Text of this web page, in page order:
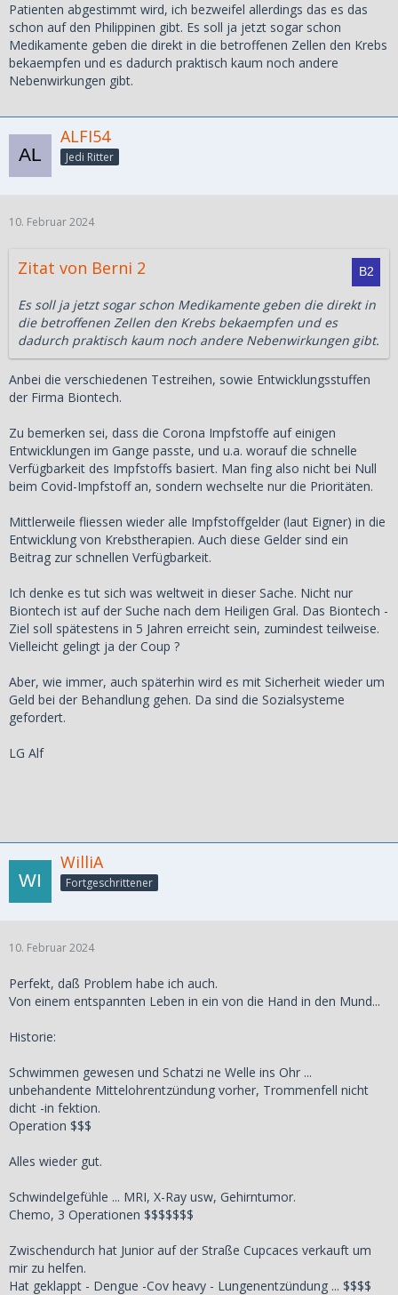
mehr negative als positive Folgen. Mit dem heutigen
Wissen wuerde ich niemals eine Chemo bei mir zulassen.
Meine Frau hat nach der 1. Chemo extrem abgebaut, das
sie eine 2. nicht mehr machen konnten, da sie zu
schwach war.
Aber auch bei der Chemo gibt es Fortschritte und sie hat
nicht mehr die gleiche Bedeutung wie noch vor 5 Jahren.
Oder die Chemo wird genau auf den Patienten abgestimmt,
eben um Überforderung auszuschliessen.
Wir sind uns aber bestimmt einig, dass man auf Krebs
LG Alf
Patienten abgestimmt wird, ich bezweifel allerdings das es das
schon auf den Philippinen gibt. Es soll ja jetzt sogar schon
Medikamente geben die direkt in die betroffenen Zellen den Krebs
bekaempfen und es dadurch praktisch kaum noch andere
Nebenwirkungen gibt.
ALFI54
Jedi Ritter
10. Februar 2024
Zitat von Berni 2
Es soll ja jetzt sogar schon Medikamente geben die direkt in
die betroffenen Zellen den Krebs bekaempfen und es
dadurch praktisch kaum noch andere Nebenwirkungen gibt.
Anbei die verschiedenen Testreihen, sowie Entwicklungsstuffen
der Firma Biontech.
Zu bemerken sei, dass die Corona Impfstoffe auf einigen
Entwicklungen im Gange passte, und u.a. worauf die schnelle
Verfügbarkeit des Impfstoffs basiert. Man fing also nicht bei Null
beim Covid-Impfstoff an, sondern wechselte nur die Prioritäten.
Mittlerweile fliessen wieder alle Impfstoffgelder (laut Eigner) in die
Entwicklung von Krebstherapien. Auch diese Gelder sind ein
Beitrag zur schnellen Verfügbarkeit.
Ich denke es tut sich was weltweit in dieser Sache. Nicht nur
Biontech ist auf der Suche nach dem Heiligen Gral. Das Biontech -
Ziel soll spätestens in 5 Jahren erreicht sein, zumindest teilweise.
Vielleicht gelingt ja der Coup ?
Aber, wie immer, auch späterhin wird es mit Sicherheit wieder um
Geld bei der Behandlung gehen. Da sind die Sozialsysteme
gefordert.
LG Alf
WilliA
Fortgeschrittener
10. Februar 2024
Perfekt, daß Problem habe ich auch.
Von einem entspannten Leben in ein von die Hand in den Mund...
Historie:
Schwimmen gewesen und Schatzi ne Welle ins Ohr ...
unbehandente Mittelohrentzündung vorher, Trommenfell nicht
dicht -in fektion.
Operation $$$
Alles wieder gut.
Schwindelgefühle ... MRI, X-Ray usw, Gehirntumor.
Chemo, 3 Operationen $$$$$$$
Zwischendurch hat Junior auf der Straße Cupcaces verkauft um
mir zu helfen.
Hat geklappt - Dengue -Cov heavy - Lungenentzündung ... $$$$